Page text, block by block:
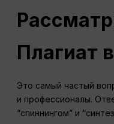
Плагиат
Это самый частый
и профессионалы.
“спиннингом” и